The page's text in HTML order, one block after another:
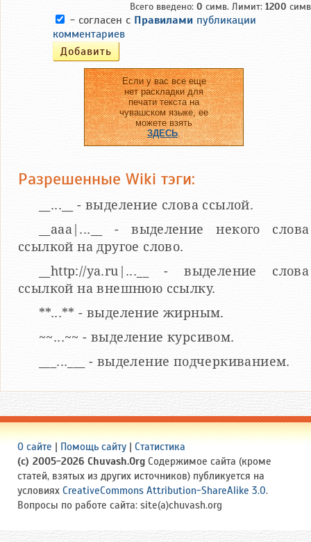
Всего введено: 0 симв. Лимит: 1200
- согласен с Правилами публикации
комментариев
Если у вас все еще
нет раскладки для
печати текста на
чувашском языке, ее
можете взять
ЗДЕСЬ.
Разрешенные Wiki тэги:
__...__ - выделение слова ссылой.
__aaa|...__ - выделение некого слова
ссылкой на другое слово.
__http://ya.ru|...__ - выделение слова
ссылкой на внешнюю ссылку.
**...** - выделение жирным.
~~...~~ - выделение курсивом.
___...___ - выделение подчеркиванием.
О сайте | Помощь сайту | Статистика
(c) 2005-2026 Chuvash.Org Содержимое сайта (кроме
статей, взятых из других источников) публикуется на
условиях CreativeCommons Attribution-ShareAlike 3.0.
Вопросы по работе сайта: site(a)chuvash.org